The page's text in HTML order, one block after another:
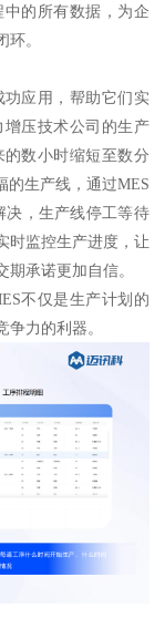
的所有数据，为企
。
应用，帮助它们实
压技术公司的生产
数小时缩短至数分
的生产线，通过MES
决，生产线停工等待
时监控生产进度，让
承诺更加自信。
不仅是生产计划的
力的利器。